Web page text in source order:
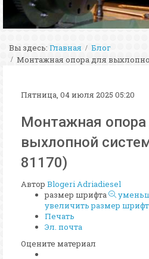
Вы здесь: Главная
Блог
Монтажная опора для
Пятница, 04 июля 2025 05:20
Монтажная опора
выхлопной
81170)
Автор Blogeri Adriadiesel
размер шрифта
увеличить размер
Печать
Эл. почта
Оцените материал